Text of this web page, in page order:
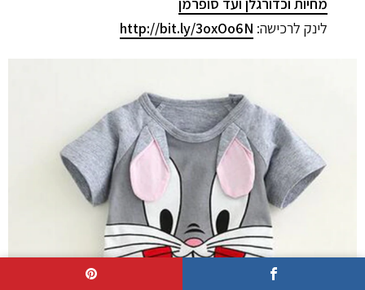
לינק לרכישה: http://bit.ly/3oxOo6N